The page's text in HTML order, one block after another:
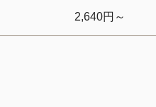
2,640円～